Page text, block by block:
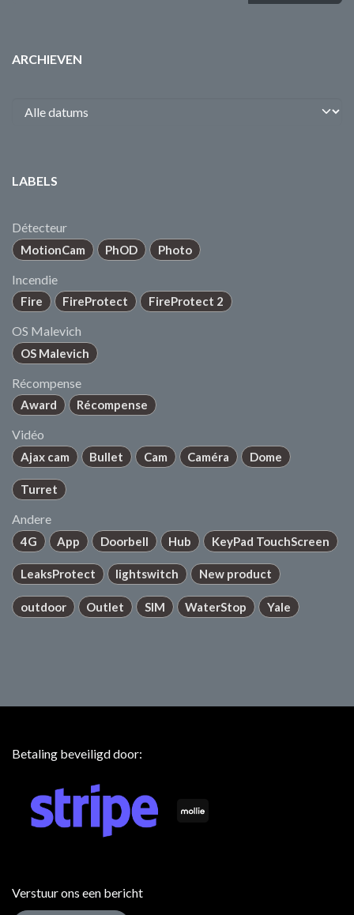
ARCHIEVEN
LABELS
Détecteur
MotionCam PhOD Photo
Incendie
Fire FireProtect FireProtect 2
OS Malevich
OS Malevich
Récompense
Award Récompense
Vidéo
Ajax cam Bullet Cam Caméra Dome
Turret
Andere
4G App Doorbell Hub KeyPad TouchScreen
LeaksProtect lightswitch New product
outdoor Outlet SIM WaterStop Yale
Betaling beveiligd door:
Verstuur ons een bericht